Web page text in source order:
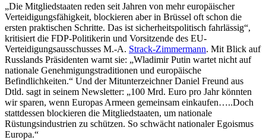
„Die Mitgliedstaaten reden seit Jahren von mehr europäischer
Verteidigungsfähigkeit, blockieren aber in Brüssel oft schon die
ersten praktischen Schritte. Das ist sicherheitspolitisch fahrlässig“,
kritisiert die FDP-Politikerin und Vorsitzende des EU-
Verteidigungsausschusses M.-A. Strack-Zimmermann. Mit Blick auf
Russlands Präsidenten warnt sie: „Wladimir Putin wartet nicht auf
nationale Genehmigungstraditionen und europäische
Befindlichkeiten.“ Und der Mitunterzeichner Daniel Freund aus
Dtld. sagt in seinem Newsletter: „100 Mrd. Euro pro Jahr könnten
wir sparen, wenn Europas Armeen gemeinsam einkaufen…..Doch
stattdessen blockieren die Mitgliedstaaten, um nationale
Rüstungsindustrien zu schützen. So schwächt nationaler Egoismus
Europa.“